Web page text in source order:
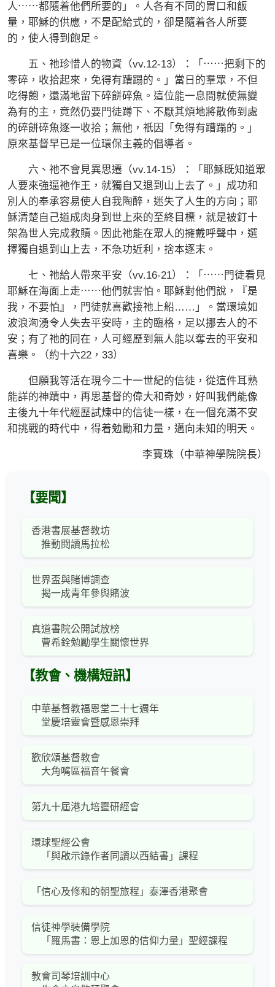
人⋯⋯都隨着他們所要的」。人各有不同的胃口和飯
量，耶穌的供應，不是配給式的，卻是隨着各人所要
的，使人得到飽足。
五、祂珍惜人的物資（vv.12-13）：「⋯⋯把剩下的
零碎，收拾起來，免得有蹧蹋的。」當日的羣眾，不但
吃得飽，還滿地留下碎餅碎魚。這位能一息間就使無變
為有的主，竟然仍要門徒蹲下、不厭其煩地將散佈到處
的碎餅碎魚逐一收拾；無他，祇因「免得有蹧蹋的。」
原來基督早已是一位環保主義的倡導者。
六、祂不會見異思遷（vv.14-15）：「耶穌既知道眾
人要來強逼祂作王，就獨自又退到山上去了。」成功和
別人的奉承容易使人自我陶醉，迷失了人生的方向；耶
穌清楚自己道成肉身到世上來的至終目標，就是被釘十
架為世人完成救贖。因此祂能在眾人的擁戴呼聲中，選
擇獨自退到山上去，不急功近利，捨本逐末。
七、祂給人帶來平安（vv.16-21）：「⋯⋯門徒看見
耶穌在海面上走⋯⋯他們就害怕。耶穌對他們說，『是
我，不要怕』，門徒就喜歡接祂上船……」。當環境如
波浪洶湧令人失去平安時，主的臨格，足以挪去人的不
安；有了祂的同在，人可經歷到無人能以奪去的平安和
喜樂。（約十六22，33）
但願我等活在現今二十一世紀的信徒，從這件耳熟
能詳的神蹟中，再思基督的偉大和奇妙，好叫我們能像
主後九十年代經歷試煉中的信徒一樣，在一個充滿不安
和挑戰的時代中，得着勉勵和力量，邁向未知的明天。
李寶珠（中華神學院院長）
【要聞】
香港書展基督教坊
推動閱讀馬拉松
世界盃與賭博調查
揭一成青年參與賭波
真道書院公開試放榜
曹希銓勉勵學生關懷世界
【教會、機構短訊】
中華基督教福恩堂二十七週年
堂慶培靈會暨感恩崇拜
歡欣頌基督教會
大角嘴區福音午餐會
第九十屆港九培靈研經會
環球聖經公會
「與啟示錄作者同讀以西結書」課程
「信心及修和的朝聖旅程」泰澤香港聚會
信徒神學裝備學院
「羅馬書：恩上加恩的信仰力量」聖經課程
教會司琴培訓中心